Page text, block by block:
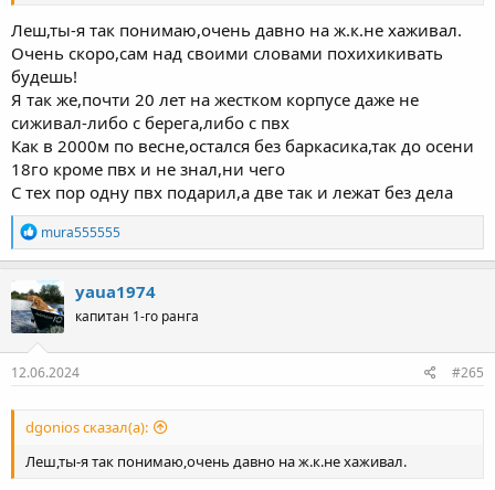
Леш,ты-я так понимаю,очень давно на ж.к.не хаживал.
Очень скоро,сам над своими словами похихикивать
будешь!
Я так же,почти 20 лет на жестком корпусе даже не
сиживал-либо с берега,либо с пвх
Как в 2000м по весне,остался без баркасика,так до осени
18го кроме пвх и не знал,ни чего
С тех пор одну пвх подарил,а две так и лежат без дела
Р
е
а
к
ц
и
и
:
mura555555
yaua1974
капитан 1-го ранга
12.06.2024 #265
dgonios сказал(а):
Леш,ты-я так понимаю,очень давно на ж.к.не хаживал.